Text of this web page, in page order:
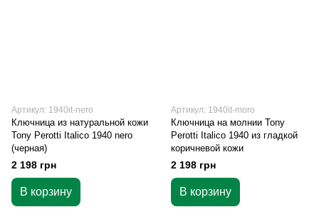
Артикул: 1940it-nero
Ключница из натуральной кожи
Tony Perotti Italico 1940 nero
(черная)
2 198 грн
В корзину
Артикул: 1940it-moro
Ключница на молнии Tony
Perotti Italico 1940 из гладкой
коричневой кожи
2 198 грн
В корзину